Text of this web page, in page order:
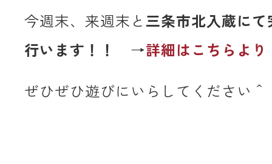
今週末、来週末と 三条市北入蔵に
行います！！
→詳細はこちらより
ぜひぜひ遊びにいらしてください＾